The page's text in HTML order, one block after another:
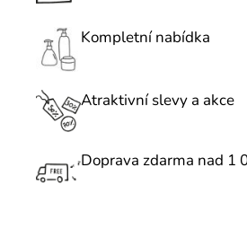
c
r
y
Kompletní nabídka
Atraktivní slevy a akce
Doprava zdarma nad 1